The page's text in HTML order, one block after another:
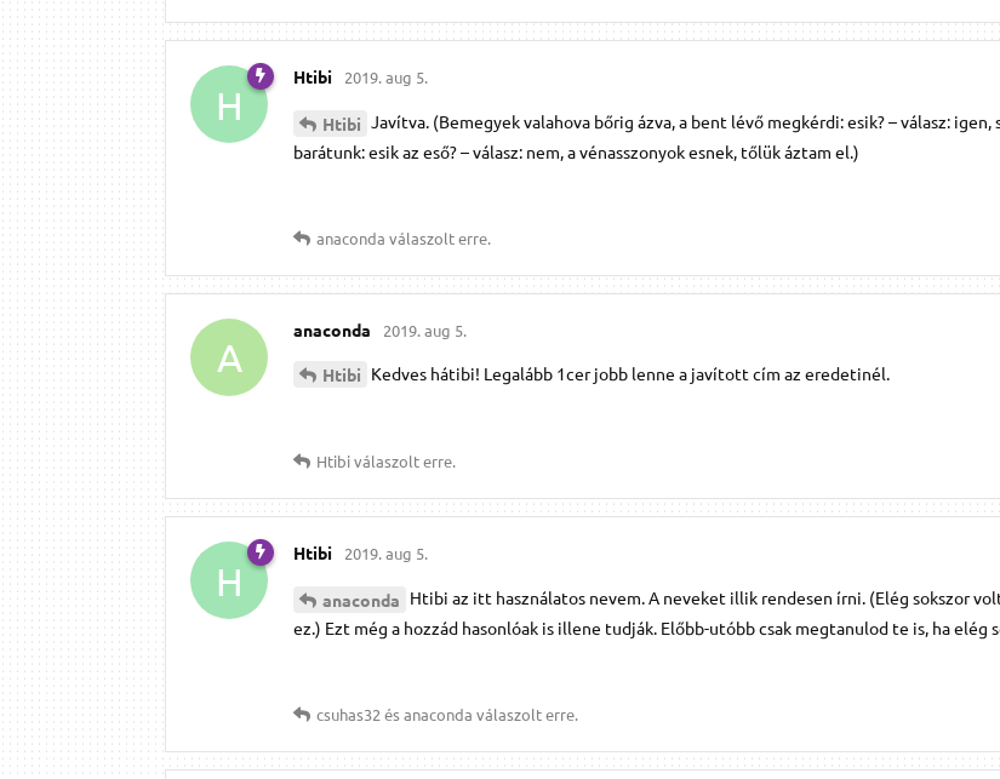
H
Htibi 2019. aug 5.
Htibi Javítva. (Bemegyek valahova bőrig ázva, a bent lévő megkérdi: esik? – válasz: igen,
barátunk: esik az eső? – válasz: nem, a vénasszonyok esnek, tőlük áztam el.)
anaconda válaszolt erre.
A
anaconda 2019. aug 5.
Htibi Kedves hátibi! Legalább 1cer jobb lenne a javított cím az eredetinél.
Htibiválaszolt erre.
H
Htibi 2019. aug 5.
anaconda Htibi az itt használatos nevem. A neveket illik rendesen írni. (Elég sokszor
ez.) Ezt még a hozzád hasonlóak is illene tudják. Előbb-utóbb csak megtanulod te is, ha elég
csuhas32 ésanaconda válaszolt erre.